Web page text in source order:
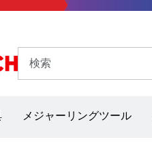
検索
メジャーリングツール